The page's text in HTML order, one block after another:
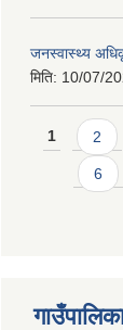
जनस्वास्थ्य
मिति: 10/07/
Pages
1 2
6